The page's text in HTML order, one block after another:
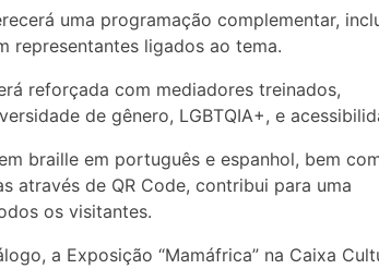
uma programação complementar,
representantes ligados ao tema.
reforçada com mediadores treinados,
de gênero, LGBTQIA+, e
braille em português e espanhol, bem
através de QR Code, contribui para uma
os visitantes.
a Exposição “Mamáfrica” na Caixa